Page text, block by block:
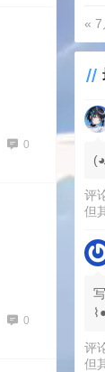
0
0
« 7
评
但
评
但